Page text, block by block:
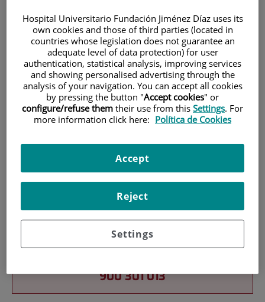
Research
900 301 013
Hospital Universitario Fundación Jiménez Díaz uses its
own cookies and those of third parties (located in
countries whose legislation does not guarantee an
adequate level of data protection) for user
authentication, statistical analysis, improving services
and showing personalised advertising through the
analysis of your navigation. You can accept all cookies
by pressing the button "Accept cookies" or
configure/refuse them their use from this Settings. For
more information click here: Política de Cookies
Settings
Reject
Accept